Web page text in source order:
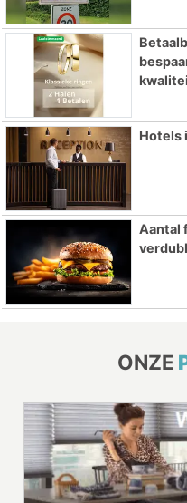
Hotels
Aantal
ONZE